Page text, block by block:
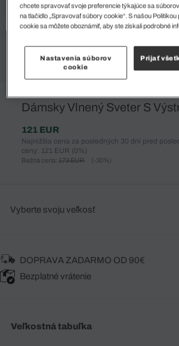
Dámsky Vlnený Sveter S
121 EUR
Najnižšia cena za posledných 30 dní pred
ceny: 121 EUR (0%)
Bežná cena: 173 EUR (-30%)
Vyberte svoju veľkosť
DOPRAVA ZADARMO OD 90€
Bezplatné vrátenie
Veľkostná tabuľka
chcete spravovať svoje preferencie týkajúce sa
na tlačidlo „Spravovať súbory cookie“. S našou
cookie sa môžete oboznámiť, aby ste získali podrobné
Nastavenia súborov
cookie
Prijať